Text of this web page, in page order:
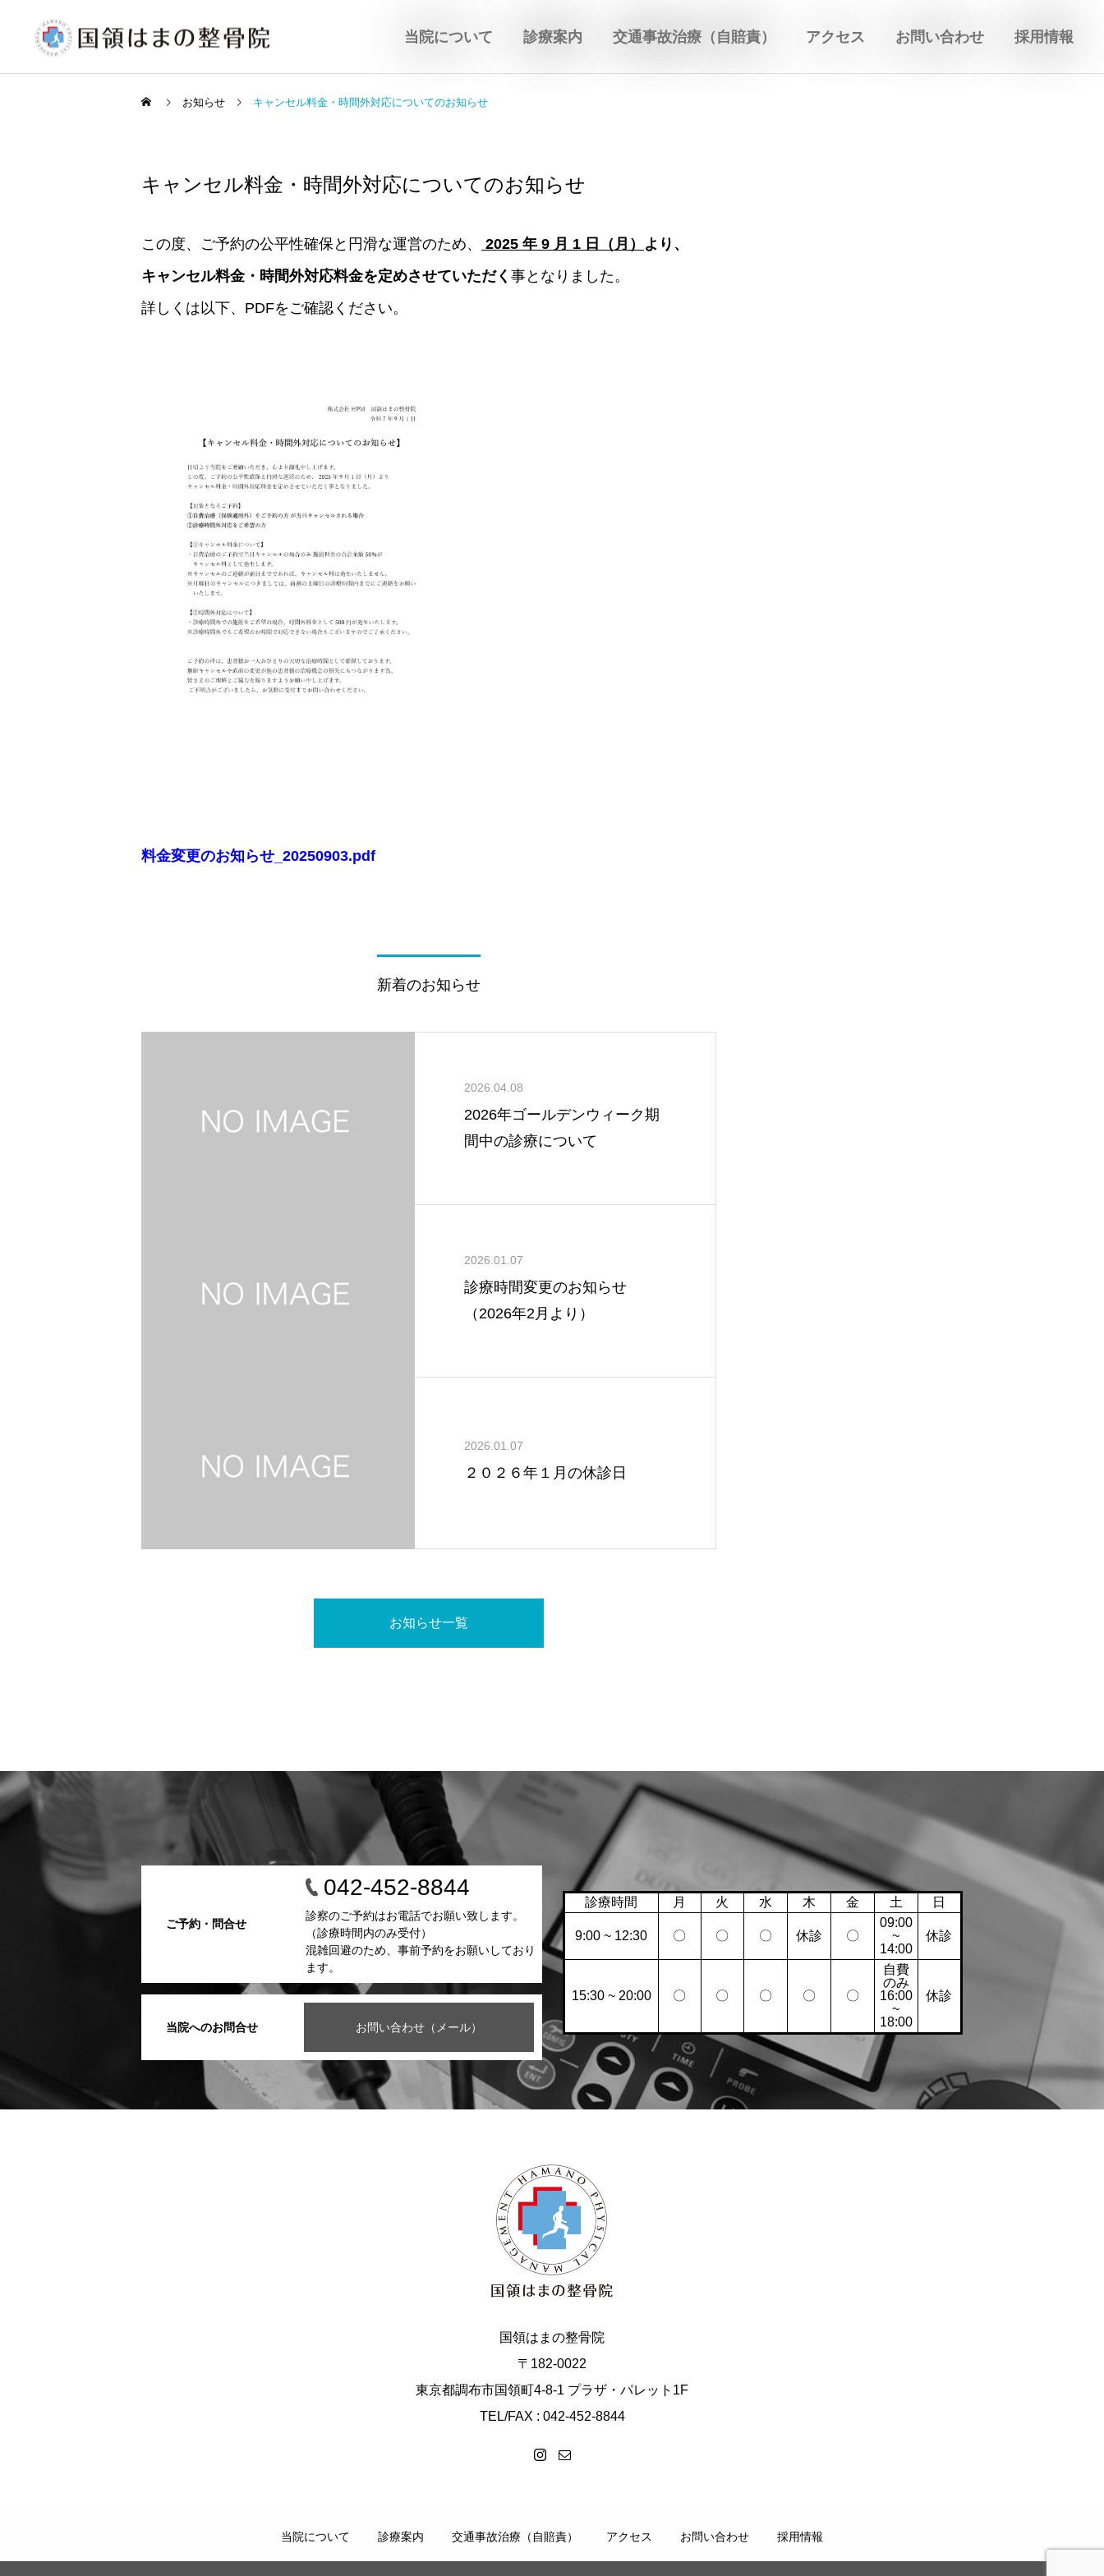
当院について 診療案内 交通事故治療（自賠責） アクセス お問い合わせ 採用情報
お知らせ キャンセル料金・時間外対応についてのお知らせ
キャンセル料金・時間外対応についてのお知らせ
この度、ご予約の公平性確保と円滑な運営のため、 2025 年 9 月 1 日（月） より、
キャンセル料金・時間外対応料金を定めさせていただく 事となりました。
詳しくは以下、PDFをご確認ください。
料金変更のお知らせ_20250903.pdf
新着のお知らせ
2026.04.08
2026年ゴールデンウィーク期
間中の診療について
2026.01.07
診療時間変更のお知らせ
（2026年2月より）
2026.01.07
２０２６年１月の休診日
お知らせ一覧
当院へのお問合せ お問い合わせ（メール）
ご予約・問合せ
042-452-8844
診察のご予約はお電話でお願い致します。
（診療時間内のみ受付）
混雑回避のため、事前予約をお願いしており
ます。
診療時間 月 火 水 木 金 土 日
9:00 ~ 12:30 〇 〇 〇 休診 〇
09:00
~
14:00
休診
15:30 ~ 20:00 〇 〇 〇 〇 〇
自費
のみ
16:00
~
18:00
休診
国領はまの整骨院
〒182-0022
東京都調布市国領町4-8-1 プラザ・パレット1F
TEL/FAX : 042-452-8844
当院について 診療案内 交通事故治療（自賠責） アクセス お問い合わせ 採用情報